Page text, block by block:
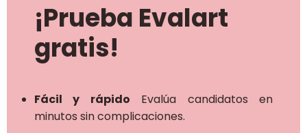
¡Prueba Evalart
gratis!
Fácil y rápido Evalúa candidatos en
minutos sin complicaciones.